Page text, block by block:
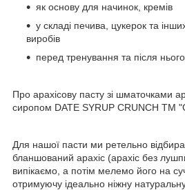
як основу для начинок, кремів
у складі печива, цукерок та
виробів
перед тренування та після нього
Про арахісову пасту зі шматочками
сиропом DATE SYRUP CRUNCH ТМ
Для нашої пасти ми ретельно
бланшований арахіс (арахіс без
випікаємо, а потім мелемо його на
отримуючу ідеально ніжну